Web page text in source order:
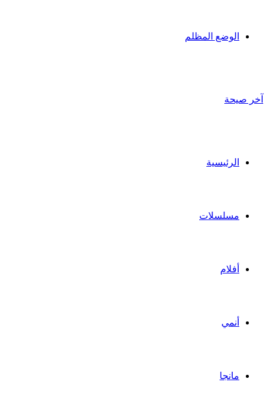
الوضع المظلم
آخر صيحة
الرئيسية
مسلسلات
أفلام
أنمي
مانجا